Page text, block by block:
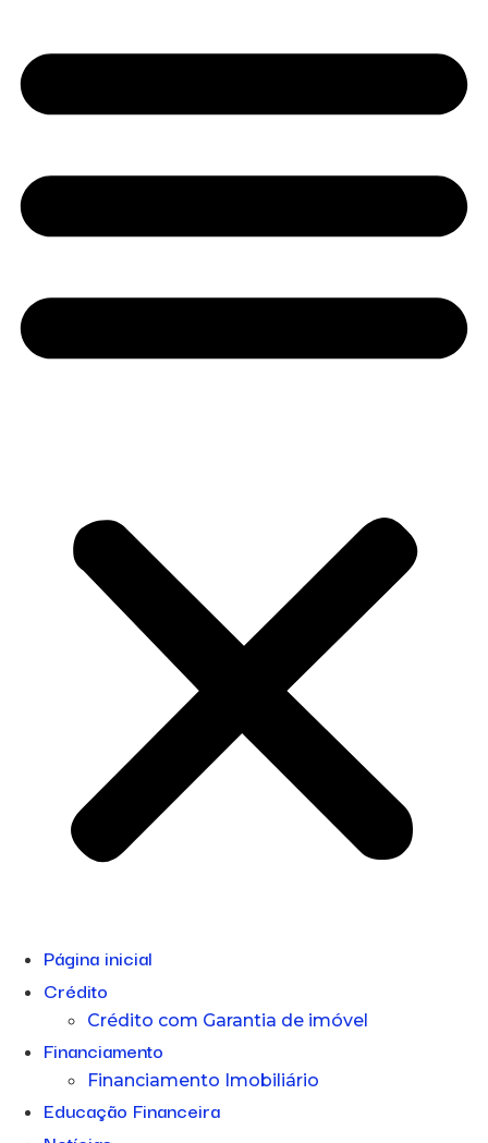
Página inicial
Crédito
Crédito com Garantia de imóvel
Financiamento
Financiamento Imobiliário
Educação Financeira